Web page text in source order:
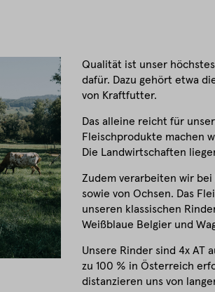
Qualität ist unser
dafür. Dazu gehört etwa
von Kraftfutter.
Das alleine reicht für
Fleischprodukte machen
Die Landwirtschaften
Zudem verarbeiten wir bei
sowie von Ochsen. Das
unseren klassischen
Weißblaue Belgier und
Unsere Rinder sind 4x AT
zu 100 % in Österreich
distanzieren uns von